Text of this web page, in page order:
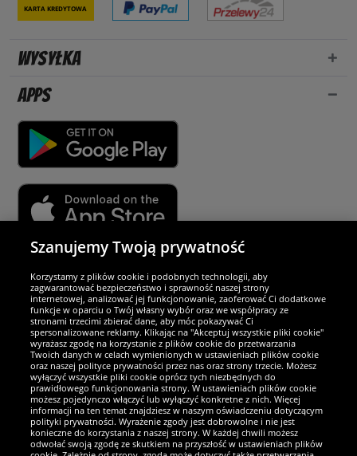
Karta kredytowa
Wysyłka
Apps
Partnerzy i bezpieczeństwo
Jesteśmy wyjątkowi
Szanujemy Twoją prywatność
Korzystamy z plików cookie i podobnych technologii, aby
zagwarantować bezpieczeństwo i sprawność naszej strony
internetowej, analizować jej funkcjonowanie, zaoferować Ci dodatkowe
funkcje w oparciu o Twój własny wybór oraz we współpracy ze
stronami trzecimi zbierać dane, aby móc pokazywać Ci
spersonalizowane reklamy. Klikając na "Akceptuj wszystkie pliki cookie"
wyrażasz zgodę na korzystanie z plików cookie do przetwarzania
Twoich danych w celach wymienionych w ustawieniach plików cookie
oraz naszej polityce prywatności przez nas oraz strony trzecie. Możesz
wyłączyć wszystkie pliki cookie oprócz tych niezbędnych do
prawidłowego funkcjonowania strony. W ustawieniach plików cookie
możesz pojedynczo włączyć lub wyłączyć konkretne z nich. Więcej
informacji na ten temat znajdziesz w naszym oświadczeniu dotyczącym
polityki prywatności. Wyrażenie zgody jest dobrowolne i nie jest
konieczne do korzystania z naszej strony. W każdej chwili możesz
odwołać swoją zgodę ze skutkiem na przyszłość w ustawieniach plików